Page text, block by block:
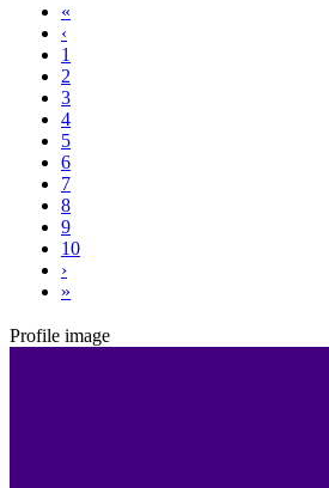
«
‹
1
2
3
4
5
6
7
8
9
10
›
»
Profile image